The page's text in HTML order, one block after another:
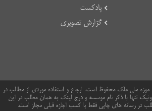
پادکست
گزارش تصویری
موزه ملی ملک محفوظ است. ارجاع و استفاده موردی از مطالب در
تنها با ذکر نام موسسه و درج لینک به همان مطلب در این
در رسانه های چاپی فقط با کسب اجازه قبلی مجاز است.